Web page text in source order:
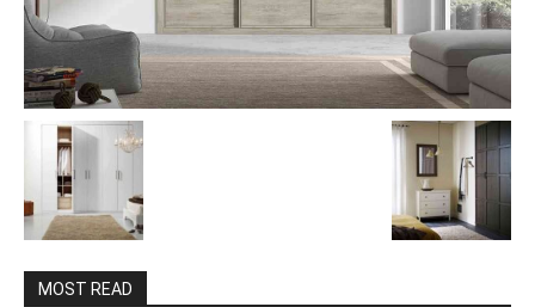
MOST READ